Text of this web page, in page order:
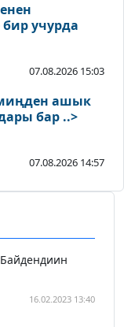
учурда
07.08.2026 15:03
ашык
бар ..>
07.08.2026 14:57
16.02.2023 13:40